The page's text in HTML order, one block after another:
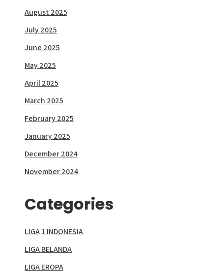
August 2025
July 2025
June 2025
May 2025
April 2025
March 2025
February 2025
January 2025
December 2024
November 2024
Categories
LIGA 1 INDONESIA
LIGA BELANDA
LIGA EROPA